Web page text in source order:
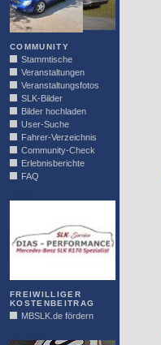
COMMUNITY
Stammtische
Veranstaltungen
Veranstaltungsfotos
SLK-Bilder
Bilder hochladen
User-Suche
Fahrer-Verzeichnis
Community-Check
Erlebnisberichte
FAQ
FREIWILLIGER
KOSTENBEITRAG
MBSLK.de fördern